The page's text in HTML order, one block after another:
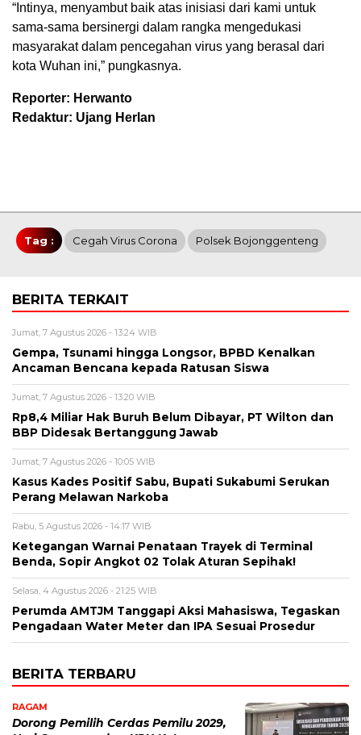
“Intinya, menyambut baik atas inisiasi dari kami untuk
sama-sama bersinergi dalam rangka mengedukasi
masyarakat dalam pencegahan virus yang berasal dari
kota Wuhan ini,” pungkasnya.
Reporter: Herwanto
Redaktur: Ujang Herlan
Tag : Cegah Virus Corona Polsek Bojonggenteng
BERITA TERKAIT
Jumat, 7 Agustus 2026 - 13:24 WIB
Gempa, Tsunami hingga Longsor, BPBD Kenalkan
Ancaman Bencana kepada Ratusan Siswa
Jumat, 7 Agustus 2026 - 13:20 WIB
Rp8,4 Miliar Hak Buruh Belum Dibayar, PT Wilton dan
BBP Didesak Bertanggung Jawab
Jumat, 7 Agustus 2026 - 10:05 WIB
Kasus Kades Positif Sabu, Bupati Sukabumi Serukan
Perang Melawan Narkoba
Rabu, 5 Agustus 2026 - 14:17 WIB
Ketegangan Warnai Penataan Trayek di Terminal
Benda, Sopir Angkot 02 Tolak Aturan Sepihak!
Selasa, 4 Agustus 2026 - 21:25 WIB
Perumda AMTJM Tanggapi Aksi Mahasiswa, Tegaskan
Pengadaan Water Meter dan IPA Sesuai Prosedur
BERITA TERBARU
RAGAM
Dorong Pemilih Cerdas Pemilu 2029,